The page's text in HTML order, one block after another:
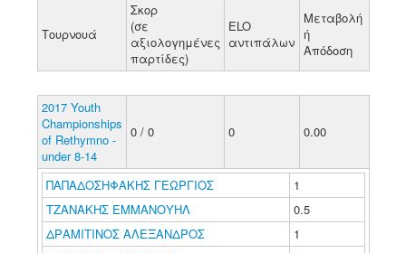
Τουρνουά
Σκορ
(σε
αξιολογημένες
παρτίδες)
ELO
αντιπάλων
Μεταβολή
ή
Απόδοση
2017 Youth
Championships
of Rethymno -
under 8-14
0 / 0 0 0.00
ΠΑΠΑΔΟΣΗΦΑΚΗΣ ΓΕΩΡΓΙΟΣ
1
ΤΖΑΝΑΚΗΣ ΕΜΜΑΝΟΥΗΛ
0.5
ΔΡΑΜΙΤΙΝΟΣ ΑΛΕΞΑΝΔΡΟΣ
1